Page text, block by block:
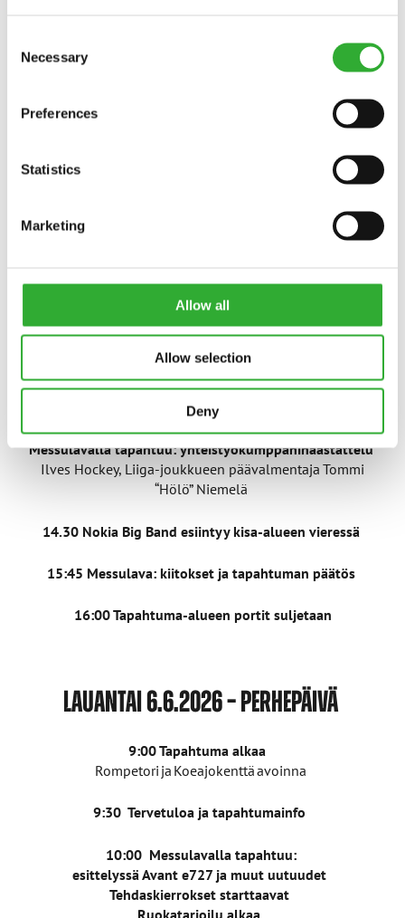
Selection
Necessary
Preferences
Statistics
Marketing
Allow all
Allow selection
Deny
11:00 Messulavalla tapahtuu: asiakkaan puheenvuoro,
esittelyssä Avant e727 ja muut uutuudet
konevuokraus
Renta Oy / tekninen päällikkö Mika Heikkilä
Messulavalla tapahtuu: yhteistyökumppanihaastattelut
Latelan Lauri Huttunen & Sari-Anna Huttunen
14:00
Messulavalla tapahtuu: yhteistyökumppanihaastattelu
Ilves Hockey, Liiga-joukkueen päävalmentaja Tommi
“Hölö” Niemelä
14.30 Nokia Big Band esiintyy kisa-alueen vieressä
15:45 Messulava: kiitokset ja tapahtuman päätös​
16:00 Tapahtuma-alueen portit suljetaan
LAUANTAI 6.6.2026 – PERHEPÄIVÄ
9:00 Tapahtuma alkaa
Rompetori ja Koeajokenttä avoinna​
9:30 Tervetuloa ja tapahtumainfo
10:00 Messulavalla tapahtuu:
esittelyssä Avant e727 ja muut uutuudet
Tehdaskierrokset starttaavat
Ruokatarjoilu alkaa